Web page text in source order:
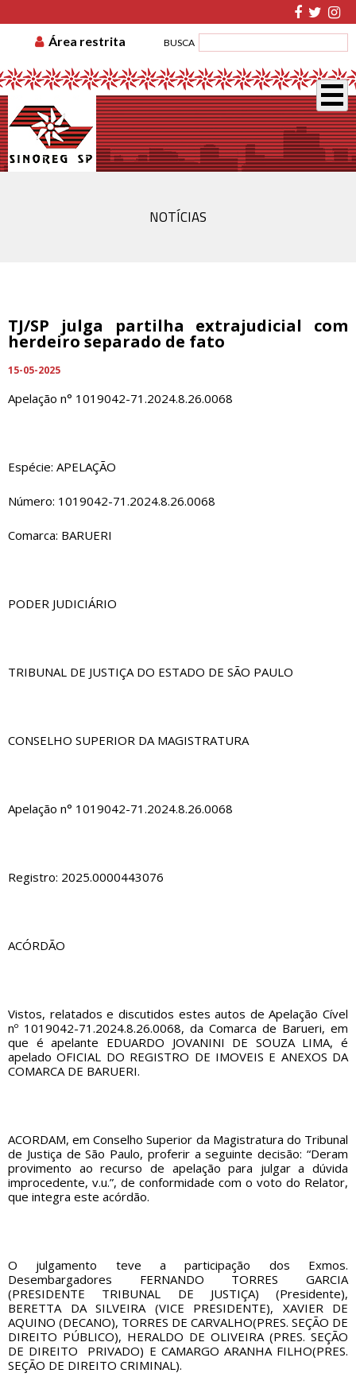
TABELA DE CUSTAS ASSOCIE-SE
GUIA DE
BUSCA
Área restrita
NOTÍCIAS
TJ/SP julga partilha extrajudicial com
herdeiro separado de fato
15-05-2025
Apelação n° 1019042-71.2024.8.26.0068
Espécie: APELAÇÃO
Número: 1019042-71.2024.8.26.0068
Comarca: BARUERI
PODER JUDICIÁRIO
TRIBUNAL DE JUSTIÇA DO ESTADO DE SÃO PAULO
CONSELHO SUPERIOR DA MAGISTRATURA
Apelação n° 1019042-71.2024.8.26.0068
Registro: 2025.0000443076
ACÓRDÃO
Vistos, relatados e discutidos estes autos de Apelação Cível
nº 1019042-71.2024.8.26.0068, da Comarca de Barueri, em
que é apelante EDUARDO JOVANINI DE SOUZA LIMA, é
apelado OFICIAL DO REGISTRO DE IMOVEIS E ANEXOS DA
COMARCA DE BARUERI.
ACORDAM, em Conselho Superior da Magistratura do Tribunal
de Justiça de São Paulo, proferir a seguinte decisão: “Deram
provimento ao recurso de apelação para julgar a dúvida
improcedente, v.u.”, de conformidade com o voto do Relator,
que integra este acórdão.
O julgamento teve a participação dos Exmos.
Desembargadores FERNANDO TORRES GARCIA
(PRESIDENTE TRIBUNAL DE JUSTIÇA) (Presidente),
BERETTA DA SILVEIRA (VICE PRESIDENTE), XAVIER DE
AQUINO (DECANO), TORRES DE CARVALHO(PRES. SEÇÃO DE
DIREITO PÚBLICO), HERALDO DE OLIVEIRA (PRES. SEÇÃO
DE DIREITO PRIVADO) E CAMARGO ARANHA FILHO(PRES.
SEÇÃO DE DIREITO CRIMINAL).